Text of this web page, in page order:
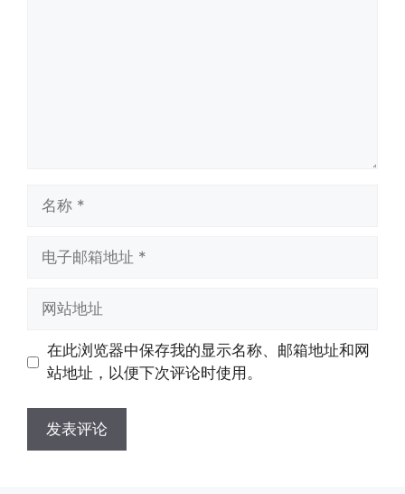
址
址
在此浏览器中保存我的显示名称、邮箱地址和网
站地址，以便下次评论时使用。